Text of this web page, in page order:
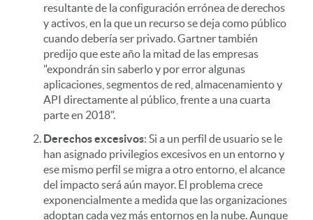
resultante de la configuración errónea de derechos
y activos, en la que un recurso se deja como público
cuando debería ser privado. Gartner también
predijo que este año la mitad de las empresas
"expondrán sin saberlo y por error algunas
aplicaciones, segmentos de red, almacenamiento y
API directamente al público, frente a una cuarta
parte en 2018".
Derechos excesivos: Si a un perfil de usuario se le
han asignado privilegios excesivos en un entorno y
ese mismo perfil se migra a otro entorno, el alcance
del impacto será aún mayor. El problema crece
exponencialmente a medida que las organizaciones
adoptan cada vez más entornos en la nube. Aunque